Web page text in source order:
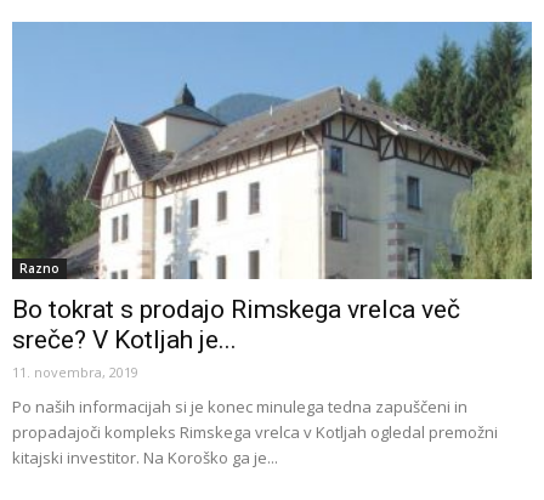
Razno
Bo tokrat s prodajo Rimskega vrelca več
sreče? V Kotljah je...
11. novembra, 2019
Po naših informacijah si je konec minulega tedna zapuščeni in
propadajoči kompleks Rimskega vrelca v Kotljah ogledal premožni
kitajski investitor. Na Koroško ga je...